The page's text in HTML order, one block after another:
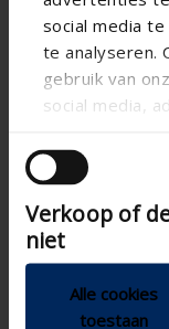
social media
te analyseren.
gebruik van
social media,
andere
die ze hebben
van hun
Verkoop of
niet
Alle cookies
toestaan
Alignment
Substance
Blade shape
Building type